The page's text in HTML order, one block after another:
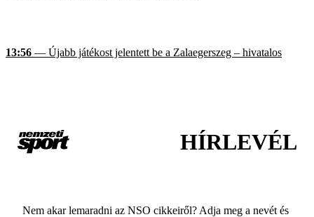
13:56 — Újabb játékost jelentett be a Zalaegerszeg – hivatalos
HÍRLEVÉL
Nem akar lemaradni az NSO cikkeiről? Adja meg a nevét és